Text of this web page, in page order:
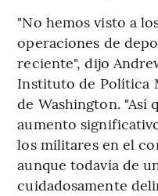
"No hemos visto a
operaciones de
reciente", dijo
Instituto de Política
de Washington. "Así
aumento
los militares en el
aunque todavía de
cuidadosamente